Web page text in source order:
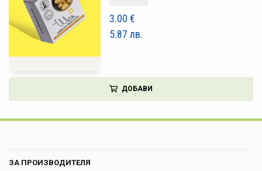
УСЛОВИЯ ЗА ПОЛЗВАНЕ 3.00 €
5.87 лв.
ДОБАВИ
ЗА ПРОИЗВОДИТЕЛЯ